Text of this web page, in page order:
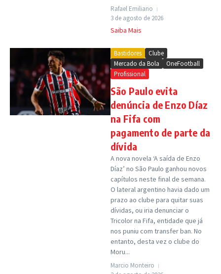
Rafael Emiliano
3 de agosto de 2026
Saiba Mais
Bastidores
Clube
Mercado da Bola
OneFootball
Profissional
São Paulo evita
denúncia de Enzo Díaz
na Fifa com
pagamento de parte da
dívida
A nova novela ‘A saída de Enzo
Díaz’ no São Paulo ganhou novos
capítulos neste final de semana.
O lateral argentino havia dado um
prazo ao clube para quitar suas
dívidas, ou iria denunciar o
Tricolor na Fifa, entidade que já
nos puniu com transfer ban. No
entanto, desta vez o clube do
Moru...
Marcio Monteiro